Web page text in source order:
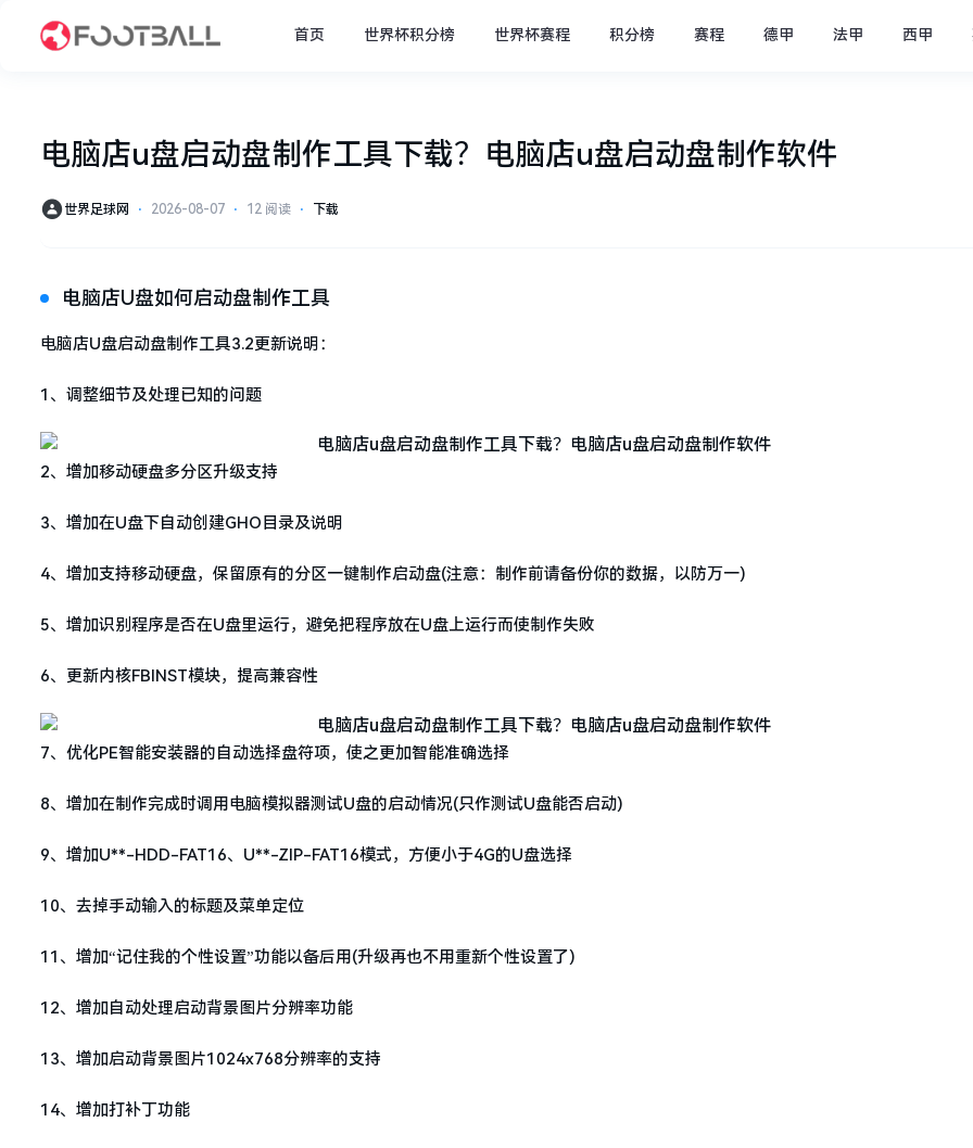
首页 世界杯积分榜 世界杯赛程 积分榜 赛程 德甲 法甲 西甲
电脑店u盘启动盘制作工具下载？电脑店u盘启动盘制作软件
世界足球网 ⋅ 2026-08-07 ⋅ 12 阅读 ⋅ 下载
电脑店U盘如何启动盘制作工具
电脑店U盘启动盘制作工具3.2更新说明：
1、调整细节及处理已知的问题
2、增加移动硬盘多分区升级支持
3、增加在U盘下自动创建GHO目录及说明
4、增加支持移动硬盘，保留原有的分区一键制作启动盘(注意：制作前请备份你的数据，以防万一)
5、增加识别程序是否在U盘里运行，避免把程序放在U盘上运行而使制作失败
6、更新内核FBINST模块，提高兼容性
7、优化PE智能安装器的自动选择盘符项，使之更加智能准确选择
8、增加在制作完成时调用电脑模拟器测试U盘的启动情况(只作测试U盘能否启动)
9、增加U**-HDD-FAT16、U**-ZIP-FAT16模式，方便小于4G的U盘选择
10、去掉手动输入的标题及菜单定位
11、增加“记住我的个性设置”功能以备后用(升级再也不用重新个性设置了)
12、增加自动处理启动背景图片分辨率功能
13、增加启动背景图片1024x768分辨率的支持
14、增加打补丁功能